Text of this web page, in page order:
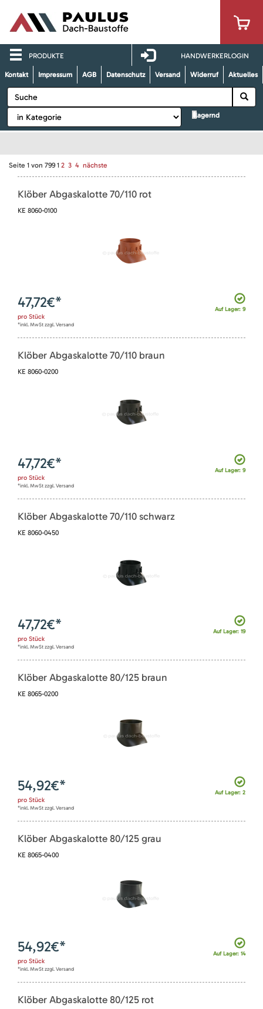
PRODUKTE HANDWERKERLOGIN
Kontakt Impressum AGB Datenschutz Versand Widerruf Aktuelles
lagernd
Seite 1 von 799 1 2 3 4 nächste
Klöber Abgaskalotte 70/110 rot
KE 8060-0100
Auf Lager: 9
47,72€*
pro Stück
*inkl. MwSt zzgl. Versand
Klöber Abgaskalotte 70/110 braun
KE 8060-0200
Auf Lager: 9
47,72€*
pro Stück
*inkl. MwSt zzgl. Versand
Klöber Abgaskalotte 70/110 schwarz
KE 8060-0450
Auf Lager: 19
47,72€*
pro Stück
*inkl. MwSt zzgl. Versand
Klöber Abgaskalotte 80/125 braun
KE 8065-0200
Auf Lager: 2
54,92€*
pro Stück
*inkl. MwSt zzgl. Versand
Klöber Abgaskalotte 80/125 grau
KE 8065-0400
Auf Lager: 14
54,92€*
pro Stück
*inkl. MwSt zzgl. Versand
Klöber Abgaskalotte 80/125 rot